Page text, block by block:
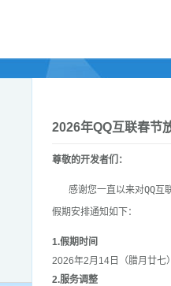
2026年QQ互联春节
尊敬的开发者们：
假期安排通知如下：
1.假期时间
2026年2月14日（腊月廿
2.服务调整